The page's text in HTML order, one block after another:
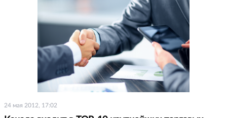
24 мая 2012, 17:02